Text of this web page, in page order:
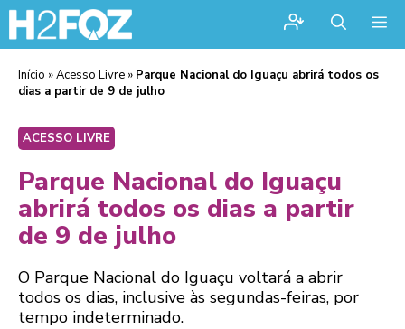
Início »Acesso Livre » Parque Nacional do Iguaçu abrirá todos os
dias a partir de 9 de julho
ACESSO LIVRE
Parque Nacional do Iguaçu
abrirá todos os dias a partir
de 9 de julho
O Parque Nacional do Iguaçu voltará a abrir
todos os dias, inclusive às segundas-feiras, por
tempo indeterminado.